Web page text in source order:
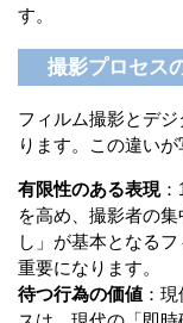
す。
撮影プロセス
フィルム撮影とデ
ります。この違い
有限性のある表現：
を高め、撮影者の
し」が基本となる
重要になります。
待つ行為の価値 ：